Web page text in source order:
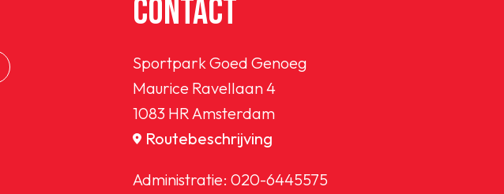
CONTACT
Sportpark Goed Genoeg
Maurice Ravellaan 4
1083 HR Amsterdam
Routebeschrijving
Administratie: 020-6445575